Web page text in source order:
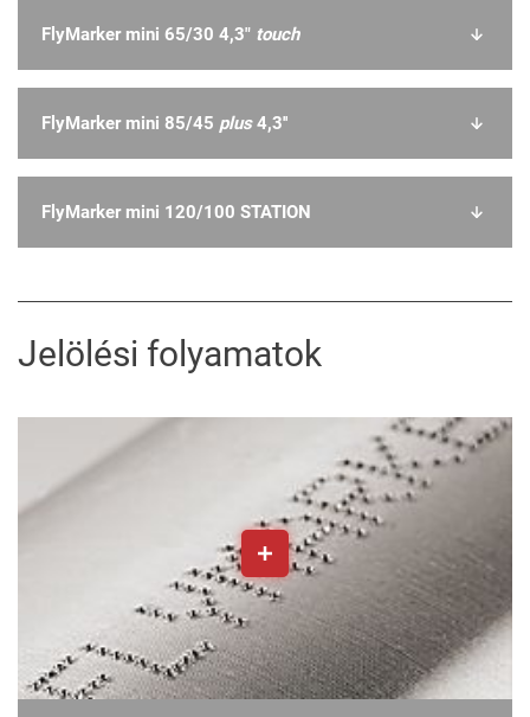
FlyMarker mini 65/30 4,3" touch
FlyMarker mini 85/45 plus4,3''
FlyMarker mini 120/100 STATION
Jelölési folyamatok